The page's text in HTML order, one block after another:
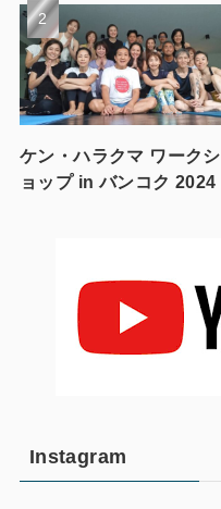
ケン・ハラクマ ワークシ
ョップ in バンコク 2024
Instagram